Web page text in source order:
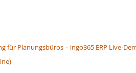
für Planungsbüros – ingo365 ERP Live-